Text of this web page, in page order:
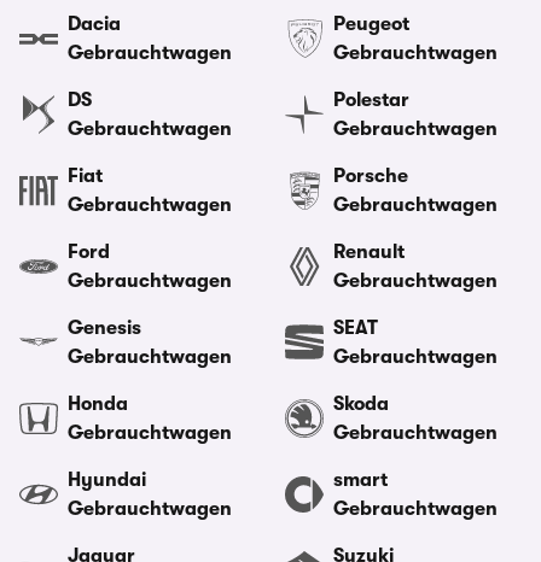
Dacia
Gebrauchtwagen
DS
Gebrauchtwagen
Fiat
Gebrauchtwagen
Ford
Gebrauchtwagen
Genesis
Gebrauchtwagen
Honda
Gebrauchtwagen
Hyundai
Gebrauchtwagen
Jaguar
Peugeot
Gebrauchtwagen
Polestar
Gebrauchtwagen
Porsche
Gebrauchtwagen
Renault
Gebrauchtwagen
SEAT
Gebrauchtwagen
Skoda
Gebrauchtwagen
smart
Gebrauchtwagen
Suzuki